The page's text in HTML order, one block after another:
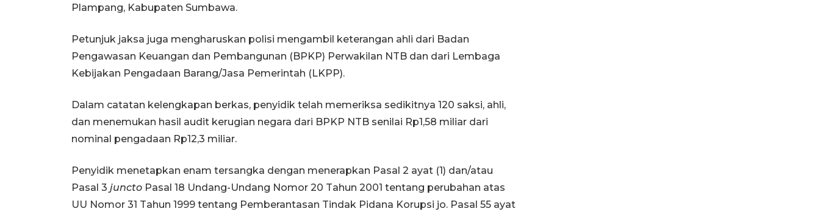
Plampang, Kabupaten Sumbawa.
Petunjuk jaksa juga mengharuskan polisi mengambil keterangan ahli dari Badan
Pengawasan Keuangan dan Pembangunan (BPKP) Perwakilan NTB dan dari Lembaga
Kebijakan Pengadaan Barang/Jasa Pemerintah (LKPP).
Dalam catatan kelengkapan berkas, penyidik telah memeriksa sedikitnya 120 saksi, ahli,
dan menemukan hasil audit kerugian negara dari BPKP NTB senilai Rp1,58 miliar dari
nominal pengadaan Rp12,3 miliar.
Penyidik menetapkan enam tersangka dengan menerapkan Pasal 2 ayat (1) dan/atau
Pasal 3 juncto Pasal 18 Undang-Undang Nomor 20 Tahun 2001 tentang perubahan atas
UU Nomor 31 Tahun 1999 tentang Pemberantasan Tindak Pidana Korupsi jo. Pasal 55 ayat
Ekonomi triwulan II-2026
tumbuh 5,29 persen